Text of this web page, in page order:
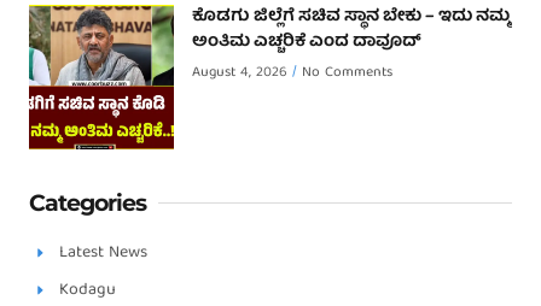
ಕೊಡಗು ಜಿಲ್ಲೆಗೆ ಸಚಿವ ಸ್ಥಾನ ಬೇಕು – ಇದು ನಮ್ಮ
ಅಂತಿಮ ಎಚ್ಚರಿಕೆ ಎಂದ ದಾವೂದ್ ‌
August 4, 2026 No Comments
Categories
Latest News
Kodagu